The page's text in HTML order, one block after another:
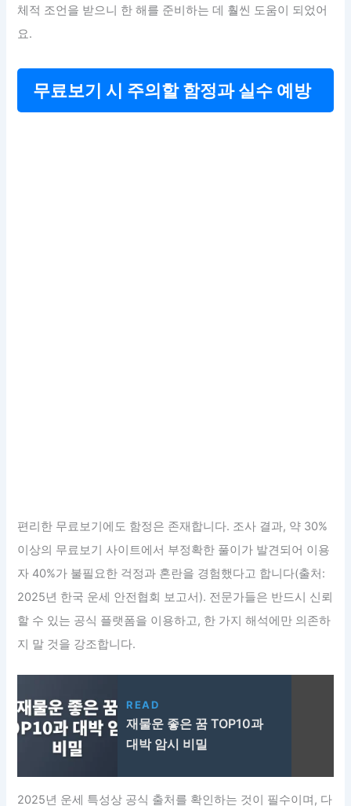
체적 조언을 받으니 한 해를 준비하는 데 훨씬 도움이 되었어
요.
무료보기 시 주의할 함정과 실수 예방
편리한 무료보기에도 함정은 존재합니다. 조사 결과, 약 30%
이상의 무료보기 사이트에서 부정확한 풀이가 발견되어 이용
자 40%가 불필요한 걱정과 혼란을 경험했다고 합니다(출처:
2025년 한국 운세 안전협회 보고서). 전문가들은 반드시 신뢰
할 수 있는 공식 플랫폼을 이용하고, 한 가지 해석에만 의존하
지 말 것을 강조합니다.
READ
재물운 좋은 꿈 TOP10과
대박 암시 비밀
2025년 운세 특성상 공식 출처를 확인하는 것이 필수이며, 다